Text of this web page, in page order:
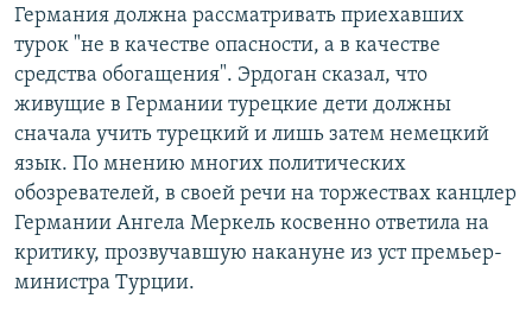
Германия должна рассматривать приехавших
турок "не в качестве опасности, а в качестве
средства обогащения". Эрдоган сказал, что
живущие в Германии турецкие дети должны
сначала учить турецкий и лишь затем немецкий
язык. По мнению многих политических
обозревателей, в своей речи на торжествах канцлер
Германии Ангела Меркель косвенно ответила на
критику, прозвучавшую накануне из уст премьер-
министра Турции.